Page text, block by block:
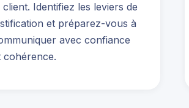
client. Identifiez les leviers de
et préparez-vous à
avec confiance
cohérence.